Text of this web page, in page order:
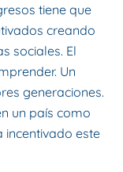
tiene que
creando
sociales. El
Un
generaciones.
un país como
incentivado este